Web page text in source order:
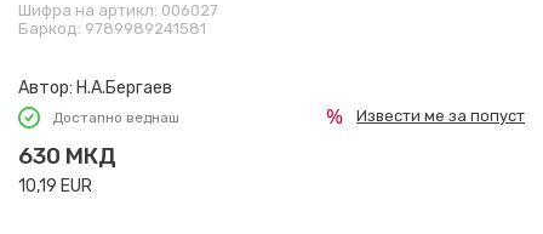
Шифра на артикл: 006027
Баркод: 9789989241581
Автор: Н.А.Бергаев
Достапно веднаш
630 МКД
10,19 EUR
Извести ме за попуст